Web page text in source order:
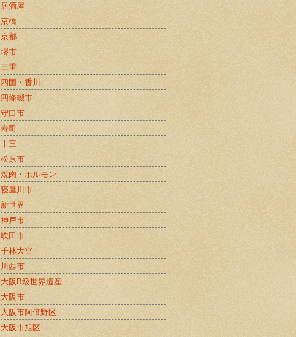
居酒屋
京橋
京都
堺市
三重
四国・香川
四條畷市
守口市
寿司
十三
松原市
焼肉・ホルモン
寝屋川市
新世界
神戸市
吹田市
千林大宮
川西市
大阪B級世界遺産
大阪市
大阪市阿倍野区
大阪市旭区